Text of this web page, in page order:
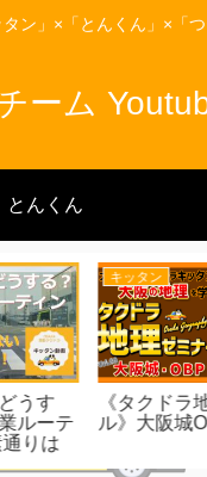
ン」×「とんくん」×「つ
ーム
とんくん
ー
とんくん
車寄の入り方、
した。病院編1〜